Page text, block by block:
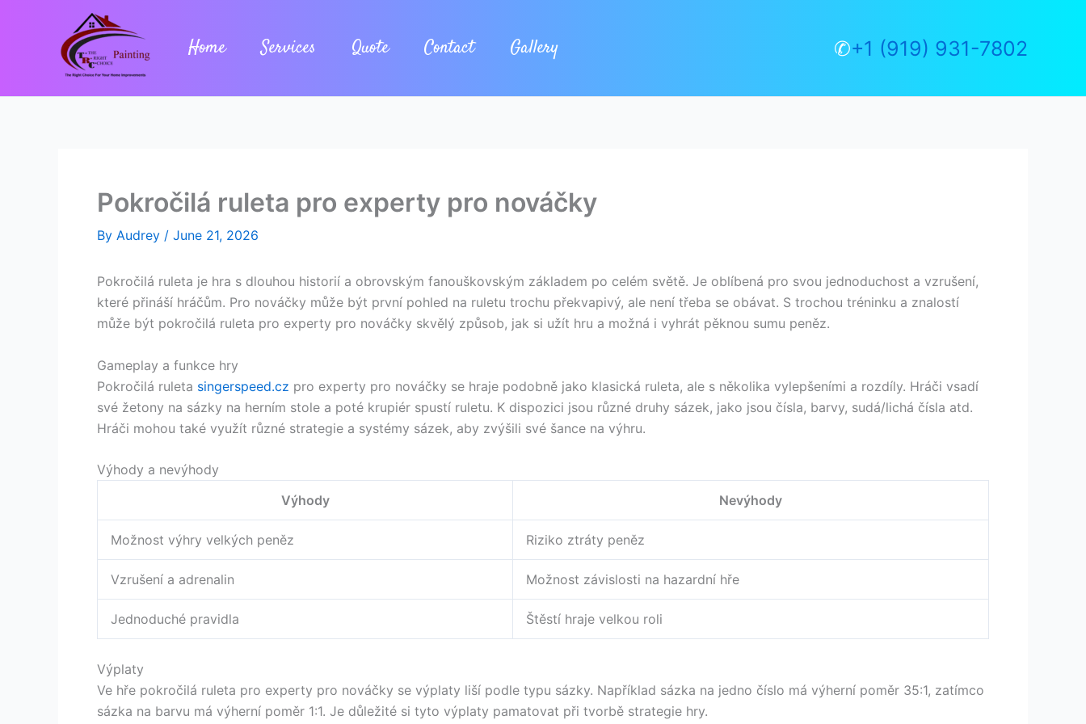
Home Services Quote Contact Gallery ✆+1 (919) 931-7802
Pokročilá ruleta pro experty pro nováčky
By Audrey / June 21, 2026
Pokročilá ruleta je hra s dlouhou historií a obrovským fanouškovským základem po celém světě. Je oblíbená pro svou jednoduchost a vzrušení,
které přináší hráčům. Pro nováčky může být první pohled na ruletu trochu překvapivý, ale není třeba se obávat. S trochou tréninku a znalostí
může být pokročilá ruleta pro experty pro nováčky skvělý způsob, jak si užít hru a možná i vyhrát pěknou sumu peněz.
Gameplay a funkce hry
Pokročilá ruleta singerspeed.cz pro experty pro nováčky se hraje podobně jako klasická ruleta, ale s několika vylepšeními a rozdíly. Hráči vsadí
své žetony na sázky na herním stole a poté krupiér spustí ruletu. K dispozici jsou různé druhy sázek, jako jsou čísla, barvy, sudá/lichá čísla atd.
Hráči mohou také využít různé strategie a systémy sázek, aby zvýšili své šance na výhru.
Výhody a nevýhody
Výhody
Nevýhody
Možnost výhry velkých peněz Riziko ztráty peněz
Vzrušení a adrenalin Možnost závislosti na hazardní hře
Jednoduché pravidla Štěstí hraje velkou roli
Výplaty
Ve hře pokročilá ruleta pro experty pro nováčky se výplaty liší podle typu sázky. Například sázka na jedno číslo má výherní poměr 35:1, zatímco
sázka na barvu má výherní poměr 1:1. Je důležité si tyto výplaty pamatovat při tvorbě strategie hry.